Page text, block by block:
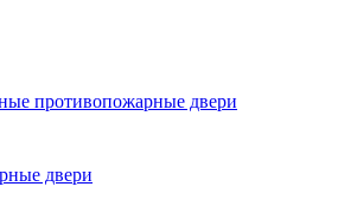
противопожарные двери
двери